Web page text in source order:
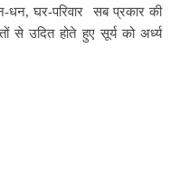
धन, घर-परिवार सब प्रकार की
से उदित होते हुए सूर्य को अर्ध्य